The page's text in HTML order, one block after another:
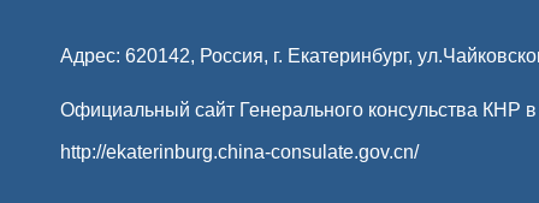
Адрес: 620142, Россия, г. Екатеринбург,
Официальный сайт Генерального консульства КНР в
http://ekaterinburg.china-consulate.gov.cn/